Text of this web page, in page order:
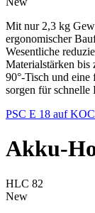
Mit nur 2,3 kg
ergonomischer
Wesentliche
Materialstärken bis
90°-Tisch und eine
sorgen für schnelle
PSC E 18 auf
Akku-
HLC 82
New